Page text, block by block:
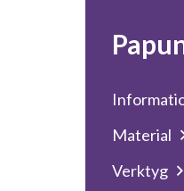
Material
Verktyg